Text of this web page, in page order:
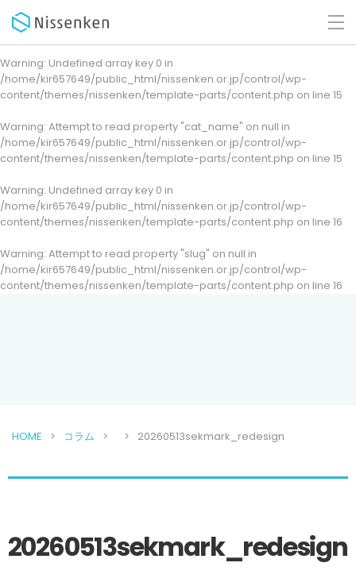
Warning: Undefined array key 0 in
/home/kir657649/public_html/nissenken.or.jp/control/wp-
content/themes/nissenken/template-parts/content.php on line 15
Warning: Attempt to read property "cat_name" on null in
/home/kir657649/public_html/nissenken.or.jp/control/wp-
content/themes/nissenken/template-parts/content.php on line 15
Warning: Undefined array key 0 in
/home/kir657649/public_html/nissenken.or.jp/control/wp-
content/themes/nissenken/template-parts/content.php on line 16
Warning: Attempt to read property "slug" on null in
/home/kir657649/public_html/nissenken.or.jp/control/wp-
content/themes/nissenken/template-parts/content.php on line 16
HOME コラム 20260513sekmark_redesign
20260513sekmark_redesign